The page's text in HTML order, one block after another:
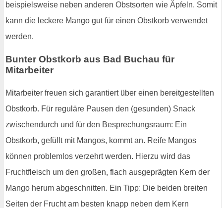
beispielsweise neben anderen Obstsorten wie Äpfeln. Somit
kann die leckere Mango gut für einen Obstkorb verwendet
werden.
Bunter Obstkorb aus Bad Buchau für
Mitarbeiter
Mitarbeiter freuen sich garantiert über einen bereitgestellten
Obstkorb. Für reguläre Pausen den (gesunden) Snack
zwischendurch und für den Besprechungsraum: Ein
Obstkorb, gefüllt mit Mangos, kommt an. Reife Mangos
können problemlos verzehrt werden. Hierzu wird das
Fruchtfleisch um den großen, flach ausgeprägten Kern der
Mango herum abgeschnitten. Ein Tipp: Die beiden breiten
Seiten der Frucht am besten knapp neben dem Kern